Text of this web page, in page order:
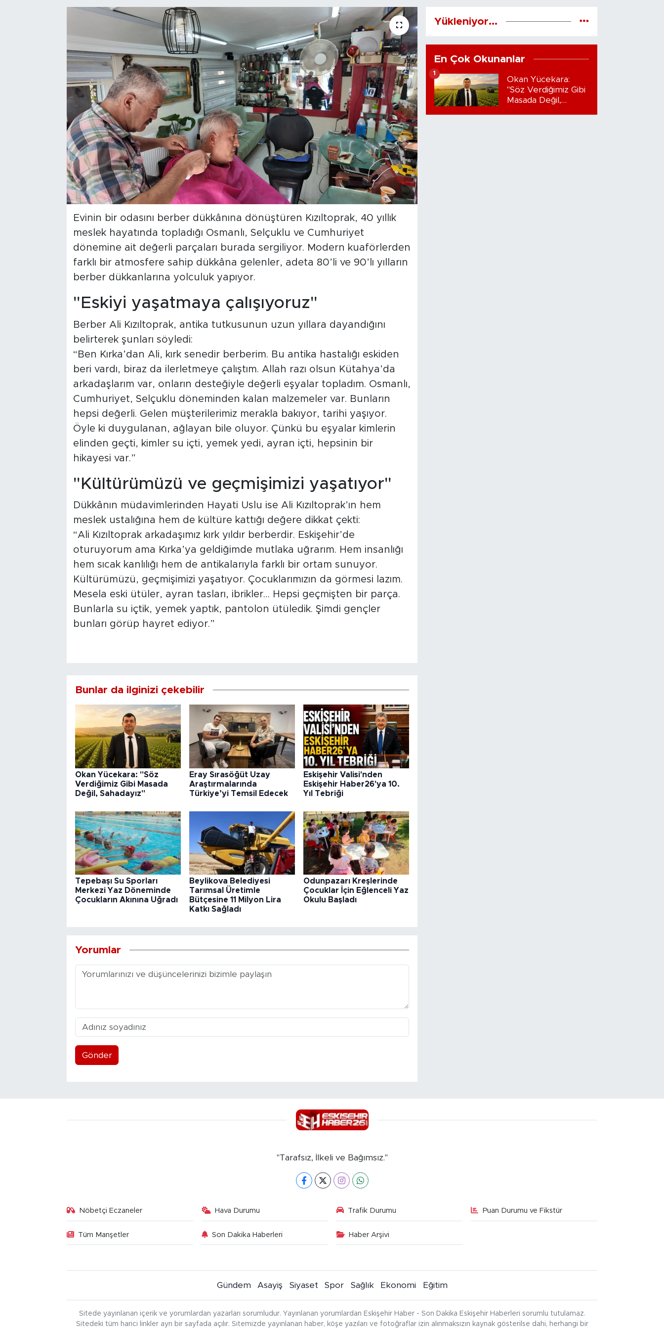
Evinin bir odasını berber dükkânına dönüştüren Kızıltoprak, 40 yıllık
meslek hayatında topladığı Osmanlı, Selçuklu ve Cumhuriyet
dönemine ait değerli parçaları burada sergiliyor. Modern kuaförlerden
farklı bir atmosfere sahip dükkâna gelenler, adeta 80’li ve 90’lı yılların
berber dükkanlarına yolculuk yapıyor.
"Eskiyi yaşatmaya çalışıyoruz"
Berber Ali Kızıltoprak, antika tutkusunun uzun yıllara dayandığını
belirterek şunları söyledi:
“Ben Kırka’dan Ali, kırk senedir berberim. Bu antika hastalığı eskiden
beri vardı, biraz da ilerletmeye çalıştım. Allah razı olsun Kütahya’da
arkadaşlarım var, onların desteğiyle değerli eşyalar topladım. Osmanlı,
Cumhuriyet, Selçuklu döneminden kalan malzemeler var. Bunların
hepsi değerli. Gelen müşterilerimiz merakla bakıyor, tarihi yaşıyor.
Öyle ki duygulanan, ağlayan bile oluyor. Çünkü bu eşyalar kimlerin
elinden geçti, kimler su içti, yemek yedi, ayran içti, hepsinin bir
hikayesi var.”
"Kültürümüzü ve geçmişimizi yaşatıyor"
Dükkânın müdavimlerinden Hayati Uslu ise Ali Kızıltoprak’ın hem
meslek ustalığına hem de kültüre kattığı değere dikkat çekti:
“Ali Kızıltoprak arkadaşımız kırk yıldır berberdir. Eskişehir’de
oturuyorum ama Kırka’ya geldiğimde mutlaka uğrarım. Hem insanlığı
hem sıcak kanlılığı hem de antikalarıyla farklı bir ortam sunuyor.
Kültürümüzü, geçmişimizi yaşatıyor. Çocuklarımızın da görmesi lazım.
Mesela eski ütüler, ayran tasları, ibrikler… Hepsi geçmişten bir parça.
Bunlarla su içtik, yemek yaptık, pantolon ütüledik. Şimdi gençler
bunları görüp hayret ediyor.”
Bunlar da ilginizi çekebilir
Okan Yücekara: "Söz
Verdiğimiz Gibi Masada
Değil, Sahadayız"
Eray Sırasöğüt Uzay
Araştırmalarında
Türkiye’yi Temsil Edecek
Eskişehir Valisi'nden
Eskişehir Haber26'ya 10.
Yıl Tebriği
Tepebaşı Su Sporları
Merkezi Yaz Döneminde
Çocukların Akınına Uğradı
Beylikova Belediyesi
Tarımsal Üretimle
Bütçesine 11 Milyon Lira
Katkı Sağladı
Odunpazarı Kreşlerinde
Çocuklar İçin Eğlenceli Yaz
Okulu Başladı
Yorumlar
Gönder
Yükleniyor...
En Çok Okunanlar
Okan Yücekara:
"Söz Verdiğimiz Gibi
Masada Değil,
1
"Tarafsız, İlkeli ve Bağımsız."
Nöbetçi Eczaneler Hava Durumu Trafik Durumu Puan Durumu ve Fikstür
Tüm Manşetler Son Dakika Haberleri Haber Arşivi
Gündem Asayiş Siyaset Spor Sağlık Ekonomi Eğitim
Sitede yayınlanan içerik ve yorumlardan yazarları sorumludur. Yayınlanan yorumlardan Eskişehir Haber - Son Dakika Eskişehir Haberleri sorumlu tutulamaz.
Sitedeki tüm harici linkler ayrı bir sayfada açılır. Sitemizde yayınlanan haber, köşe yazıları ve fotoğraflar izin alınmaksızın kaynak gösterilse dahi, herhangi bir